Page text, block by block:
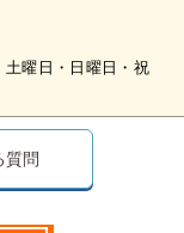
曜日・日曜日・祝
質問